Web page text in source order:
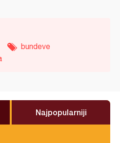
bundeve
Najpopularniji